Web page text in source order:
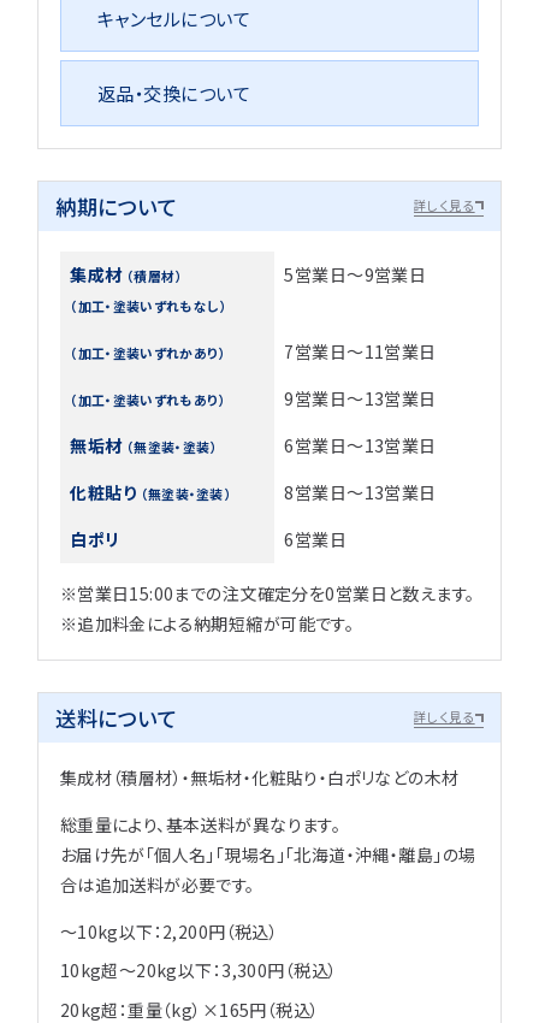
キャンセルについて
返品・交換について
納期について 詳しく見る
集成材 （積層材）
（加工・塗装いずれもなし）
5営業日～9営業日
（加工・塗装いずれかあり） 7営業日～11営業日
（加工・塗装いずれもあり）
9営業日～13営業日
無垢材 （無塗装・塗装）
6営業日～13営業日
化粧貼り （無塗装・塗装）
8営業日～13営業日
白ポリ
6営業日
※営業日15:00までの注文確定分を0営業日と数えます。
※追加料金による納期短縮が可能です。
送料について 詳しく見る
集成材（積層材）・無垢材・化粧貼り・白ポリなどの木材
総重量により、基本送料が異なります。
お届け先が「個人名」「現場名」「北海道・沖縄・離島」の場
合は追加送料が必要です。
～10kg以下：2,200円（税込）
10kg超～20kg以下：3,300円（税込）
20kg超：重量（kg）×165円（税込）